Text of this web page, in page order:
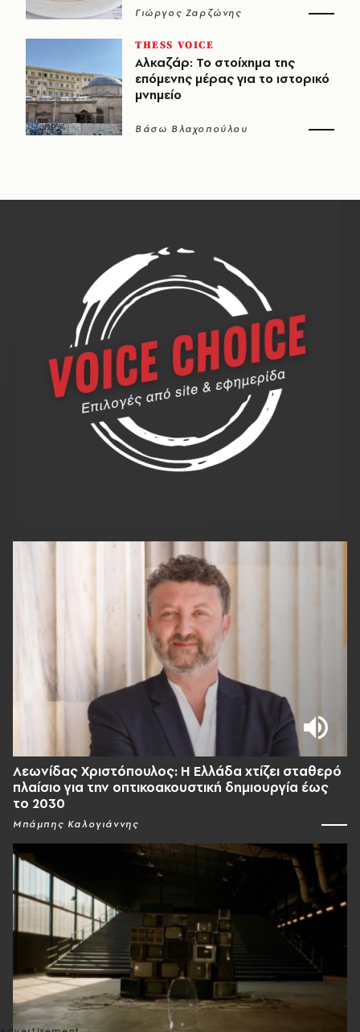
Γιώργος Ζαρζώνης
THESS VOICE
Αλκαζάρ: Το στοίχημα της
επόμενης μέρας για το ιστορικό
μνημείο
Βάσω Βλαχοπούλου
Λεωνίδας Χριστόπουλος: Η Ελλάδα χτίζει σταθερό
πλαίσιο για την οπτικοακουστική δημιουργία έως
το 2030
Μπάμπης Καλογιάννης